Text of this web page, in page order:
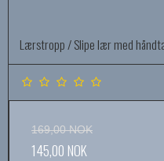
Lærstropp / Slipe lær med
169,00 NOK
145,00 NOK